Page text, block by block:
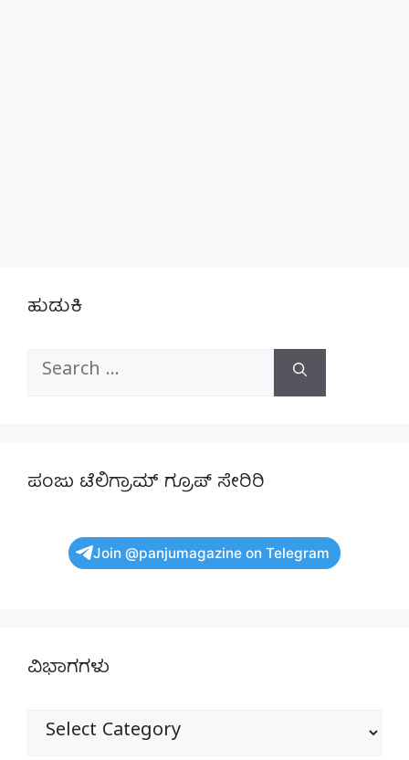
ಹುಡುಕಿ
Search
ಪಂಜು ಟೆಲಿಗ್ರಾಮ್ ಗ್ರೂಪ್ ಸೇರಿರಿ
Join @panjumagazine on Telegram
ವಿಭಾಗಗಳು
ವಿಭಾಗಗಳು